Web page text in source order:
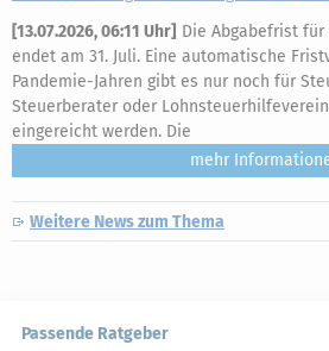
[13.07.2026, 06:11 Uhr] Die Abgabefrist
endet am 31. Juli. Eine automatische
Pandemie-Jahren gibt es nur noch für
Steuerberater oder
eingereicht werden. Die
mehr
Weitere News zum Thema
Passende Ratgeber